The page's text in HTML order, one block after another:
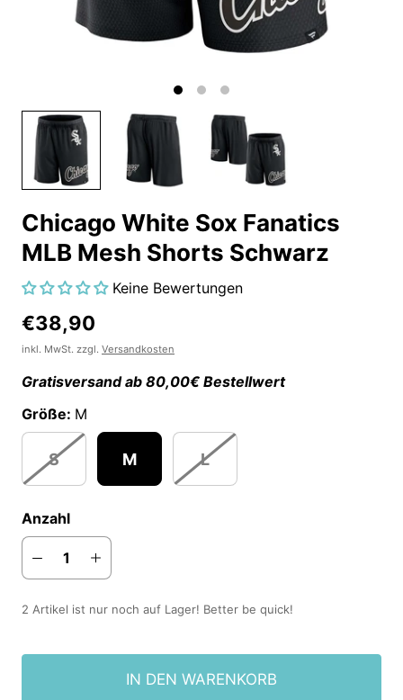
Chicago White Sox Fanatics
MLB Mesh Shorts Schwarz
Keine Bewertungen
€38,90
inkl. MwSt. zzgl. Versandkosten
Gratisversand ab 80,00€ Bestellwert
Größe: M
S M L
Anzahl
2 Artikel ist nur noch auf Lager! Better be quick!
IN DEN WARENKORB